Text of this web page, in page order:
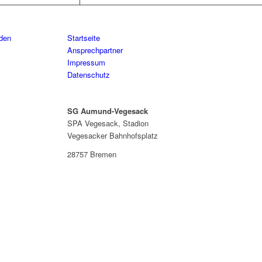
Startseite
Ansprechpartner
Impressum
Datenschutz
SG Aumund-Vegesack
SPA Vegesack, Stadion
Vegesacker Bahnhofsplatz
28757 Bremen